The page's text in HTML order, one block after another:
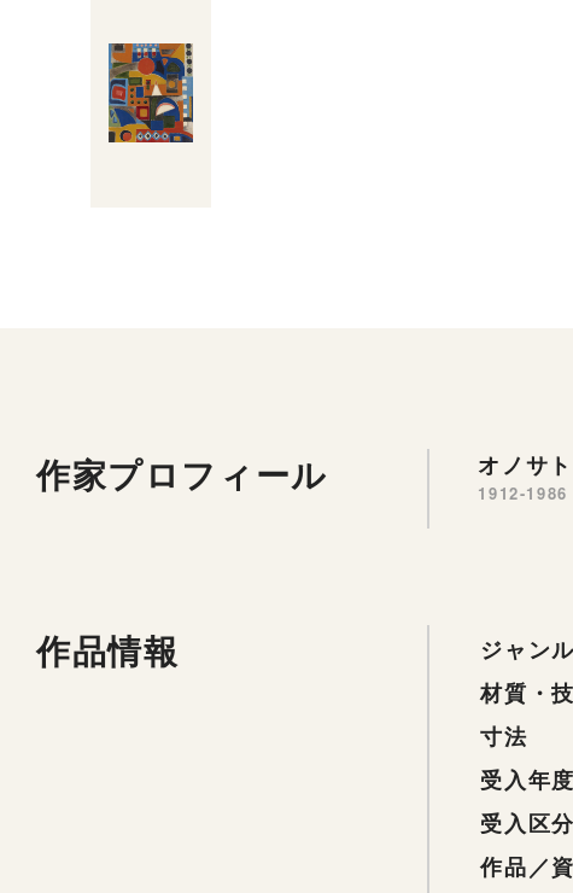
作家プロフィール オノサ
1912-1986
作品情報 ジャンル
材質・
寸法
受入年度
受入区分
作品／